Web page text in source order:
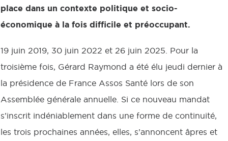
place dans un contexte politique et socio-
économique à la fois difficile et préoccupant.
19 juin 2019, 30 juin 2022 et 26 juin 2025. Pour la
troisième fois, Gérard Raymond a été élu jeudi dernier à
la présidence de France Assos Santé lors de son
Assemblée générale annuelle. Si ce nouveau mandat
s’inscrit indéniablement dans une forme de continuité,
les trois prochaines années, elles, s’annoncent âpres et